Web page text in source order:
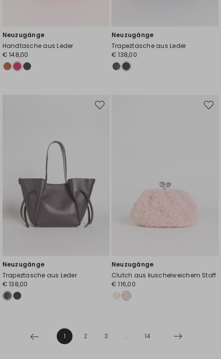
Neuzugänge
Handtasche aus Leder
€ 148,00
Neuzugänge
Trapeztasche aus Leder
€ 138,00
Auf
Neuzugänge
Trapeztasche aus Leder
€ 138,00
Auf
Neuzugänge
Clutch aus kuschelweichem Stoff
€ 116,00
1 2 3 ... 14